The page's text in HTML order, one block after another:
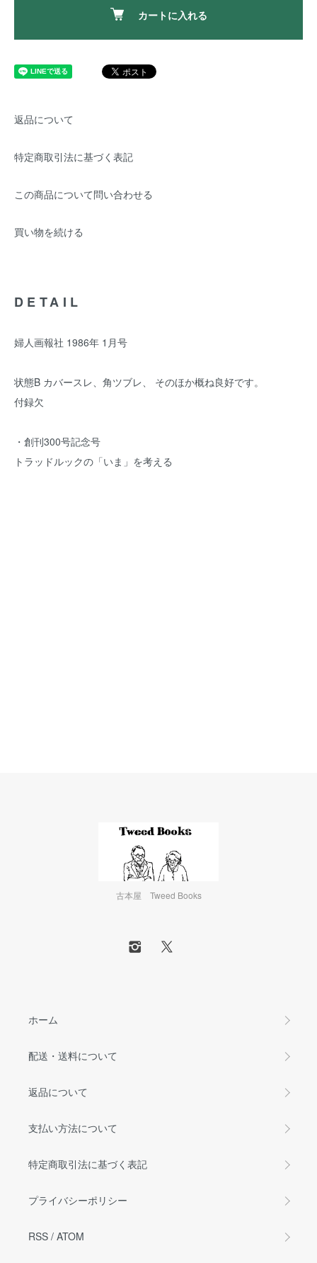
カートに入れる
返品について
特定商取引法に基づく表記
この商品について問い合わせる
買い物を続ける
DETAIL
婦人画報社 1986年 1月号
状態B カバースレ、角ツブレ、 そのほか概ね良好です。
付録欠
・創刊300号記念号
トラッドルックの「いま」を考える
古本屋 Tweed Books
ホーム
配送・送料について
返品について
支払い方法について
特定商取引法に基づく表記
プライバシーポリシー
RSS / ATOM